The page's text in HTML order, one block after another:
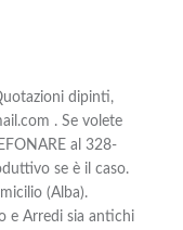
dipinti,
. Se volete
al 328-
se è il caso.
(Alba).
e Arredi sia antichi